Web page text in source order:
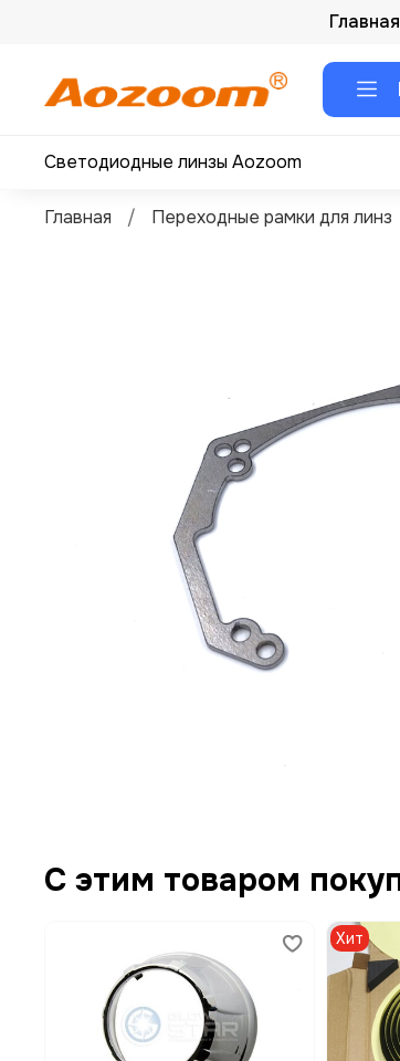
Главная
Светодиодные линзы Aozoom
Главная Переходные рамки для линз
С этим товаром
Хит